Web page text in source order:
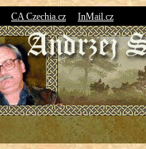
CA Czechia.cz InMail.cz